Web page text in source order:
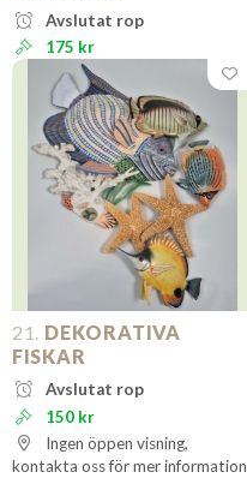
Avslutat rop
175 kr
21. DEKORATIVA
FISKAR
Avslutat rop
150 kr
Ingen öppen visning,
kontakta oss för mer information